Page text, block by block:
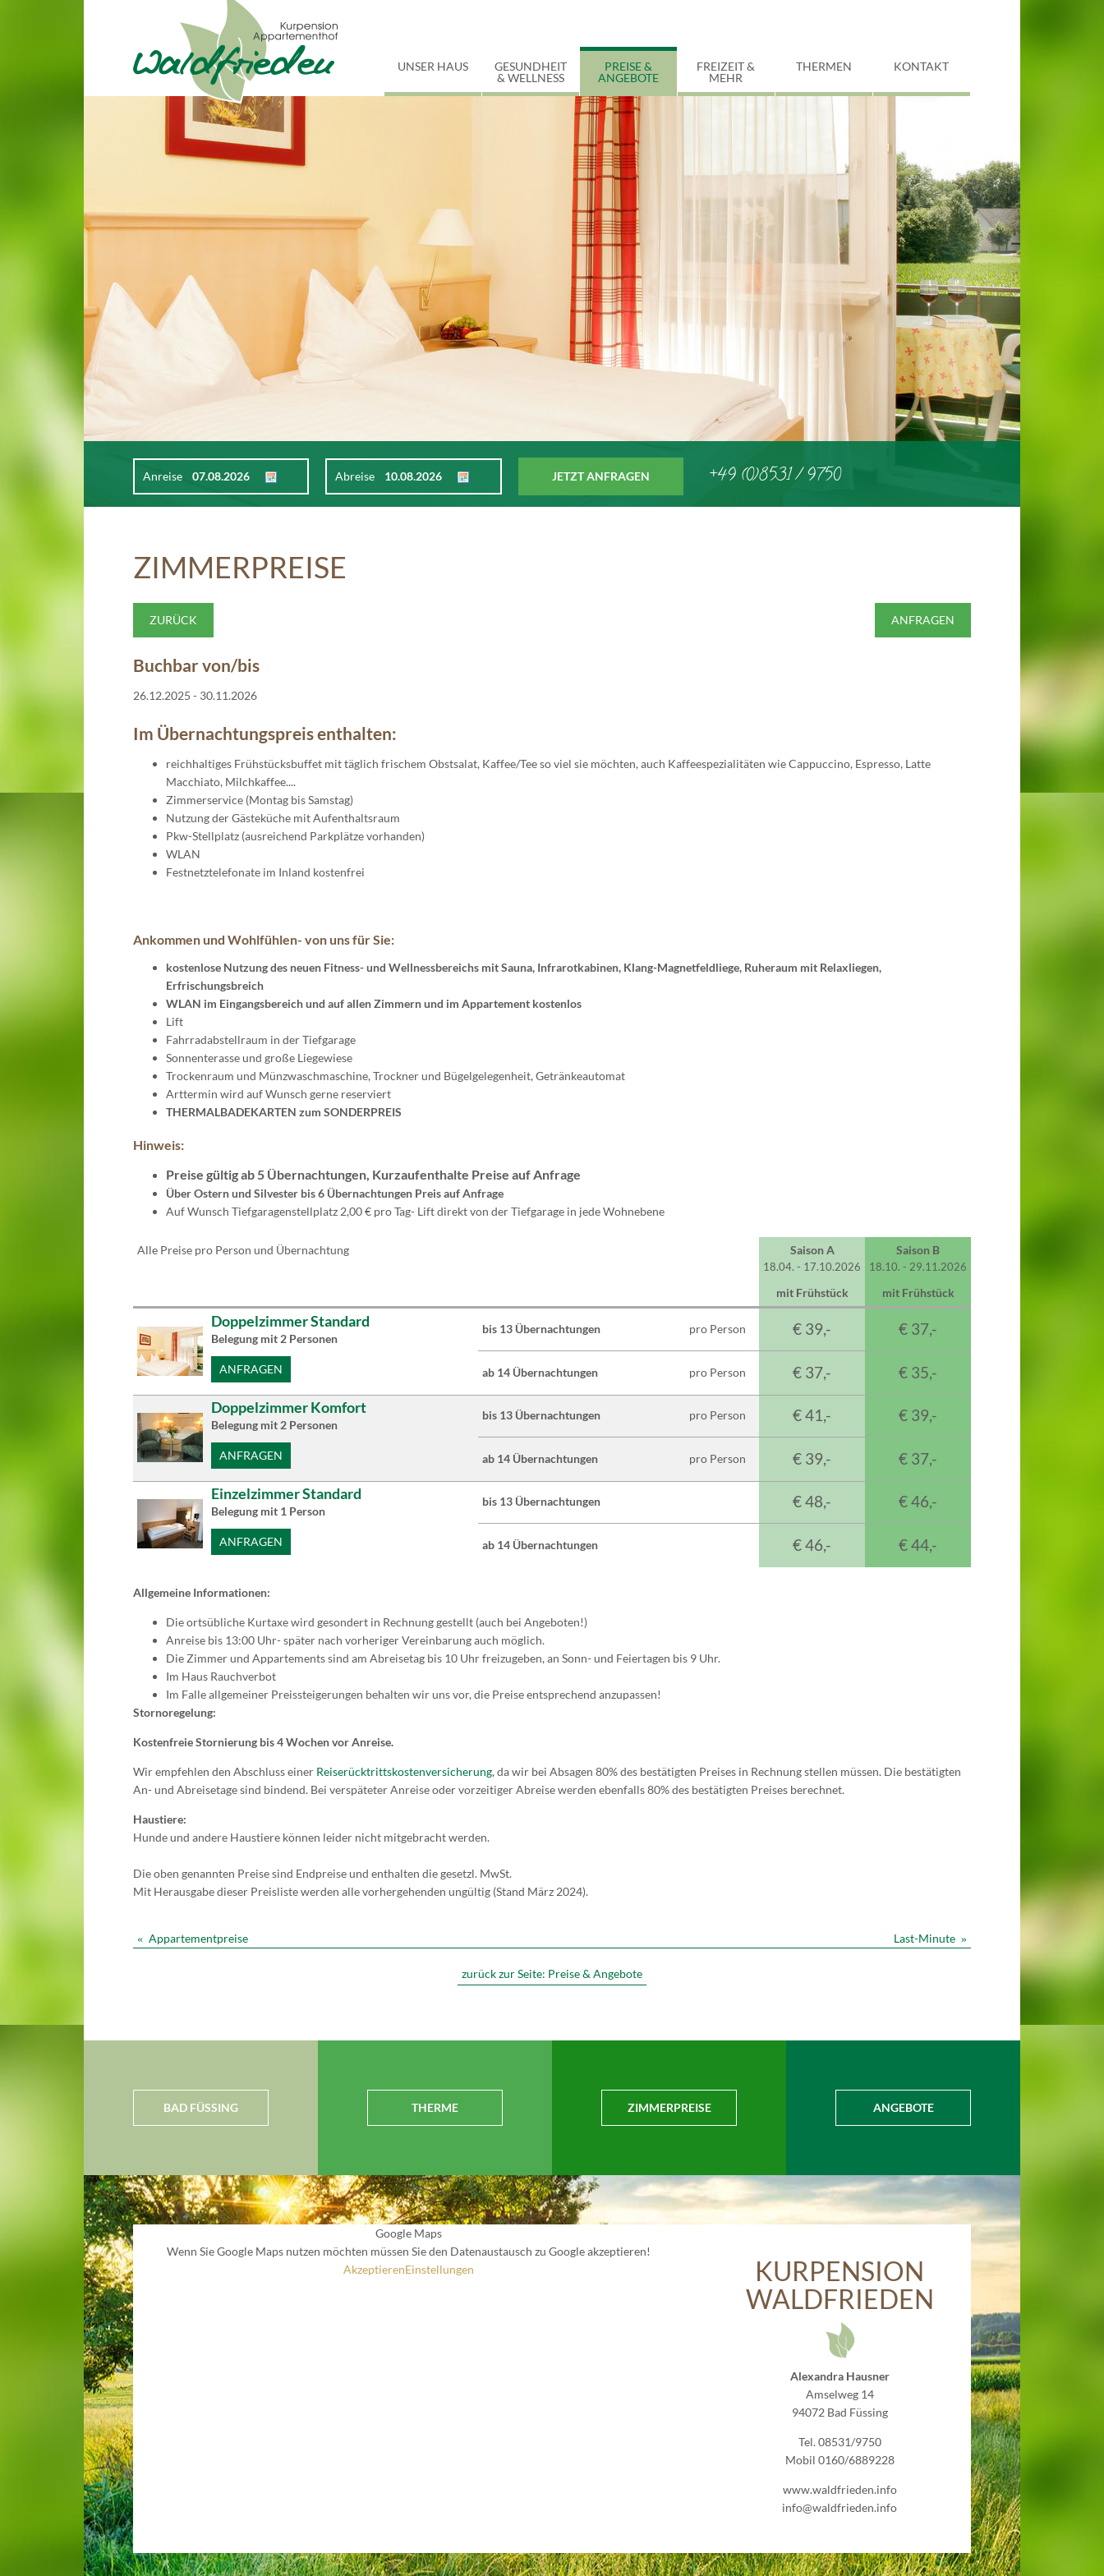
UNSER HAUS
GESUNDHEIT
& WELLNESS
PREISE &
ANGEBOTE
FREIZEIT &
MEHR
THERMEN KONTAKT
Anreise Abreise JETZT ANFRAGEN +49 (0)8531 / 9750
ZIMMERPREISE
ZURÜCK ANFRAGEN
Buchbar von/bis
26.12.2025 - 30.11.2026
Im Übernachtungspreis enthalten:
reichhaltiges Frühstücksbuffet mit täglich frischem Obstsalat, Kaffee/Tee so viel sie möchten, auch Kaffeespezialitäten wie Cappuccino, Espresso, Latte
Macchiato, Milchkaffee....
Zimmerservice (Montag bis Samstag)
Nutzung der Gästeküche mit Aufenthaltsraum
Pkw-Stellplatz (ausreichend Parkplätze vorhanden)
WLAN
Festnetztelefonate im Inland kostenfrei
Ankommen und Wohlfühlen- von uns für Sie:
kostenlose Nutzung des neuen Fitness- und Wellnessbereichs mit Sauna, Infrarotkabinen, Klang-Magnetfeldliege, Ruheraum mit Relaxliegen,
Erfrischungsbreich
WLAN im Eingangsbereich und auf allen Zimmern und im Appartement kostenlos
Lift
Fahrradabstellraum in der Tiefgarage
Sonnenterasse und große Liegewiese
Trockenraum und Münzwaschmaschine, Trockner und Bügelgelegenheit, Getränkeautomat
Arttermin wird auf Wunsch gerne reserviert
THERMALBADEKARTEN zum SONDERPREIS
Hinweis:
Preise gültig ab 5 Übernachtungen, Kurzaufenthalte Preise auf Anfrage
Über Ostern und Silvester bis 6 Übernachtungen Preis auf Anfrage
Auf Wunsch Tiefgaragenstellplatz 2,00 € pro Tag- Lift direkt von der Tiefgarage in jede Wohnebene
Alle Preise pro Person und Übernachtung Saison A
18.04. - 17.10.2026
Saison B
18.10. - 29.11.2026
mit Frühstück mit Frühstück
Doppelzimmer Standard
Belegung mit2 Personen
ANFRAGEN
bis 13 Übernachtungen pro Person € 39,- € 37,-
ab 14 Übernachtungen pro Person € 37,- € 35,-
Doppelzimmer Komfort
Belegung mit2 Personen
ANFRAGEN
bis 13 Übernachtungen pro Person € 41,- € 39,-
ab 14 Übernachtungen pro Person € 39,- € 37,-
Einzelzimmer Standard
Belegung mit 1 Person
ANFRAGEN
bis 13 Übernachtungen € 48,- € 46,-
ab 14 Übernachtungen € 46,- € 44,-
Allgemeine Informationen:
Die ortsübliche Kurtaxe wird gesondert in Rechnung gestellt (auch bei Angeboten!)
Anreise bis 13:00 Uhr- später nach vorheriger Vereinbarung auch möglich.
Die Zimmer und Appartements sind am Abreisetag bis 10 Uhr freizugeben, an Sonn- und Feiertagen bis 9 Uhr.
Im Haus Rauchverbot
Im Falle allgemeiner Preissteigerungen behalten wir uns vor, die Preise entsprechend anzupassen!
Stornoregelung:
Kostenfreie Stornierung bis 4 Wochen vor Anreise.
Wir empfehlen den Abschluss einer Reiserücktrittskostenversicherung, da wir bei Absagen 80% des bestätigten Preises in Rechnung stellen müssen. Die bestätigten
An- und Abreisetage sind bindend. Bei verspäteter Anreise oder vorzeitiger Abreise werden ebenfalls 80% des bestätigten Preises berechnet.
Haustiere:
Hunde und andere Haustiere können leider nicht mitgebracht werden.
Die oben genannten Preise sind Endpreise und enthalten die gesetzl. MwSt.
Mit Herausgabe dieser Preisliste werden alle vorhergehenden ungültig (Stand März 2024).
« Appartementpreise Last-Minute »
zurück zur Seite: Preise & Angebote
BAD FÜSSING THERME ZIMMERPREISE ANGEBOTE
Google Maps
Wenn Sie Google Maps nutzen möchten müssen Sie den Datenaustausch zu Google akzeptieren!
AkzeptierenEinstellungen
KURPENSION
WALDFRIEDEN
Alexandra Hausner
Amselweg 14
94072 Bad Füssing
Tel. 08531/9750
Mobil 0160/6889228
www.waldfrieden.info
info@waldfrieden.info